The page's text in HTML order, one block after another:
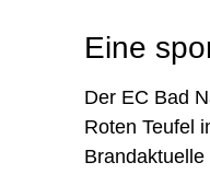
Eine
Der EC Bad
Roten Teufel